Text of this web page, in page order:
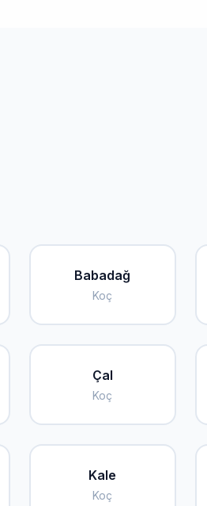
Babadağ
Koç
Çal
Koç
Kale
Koç